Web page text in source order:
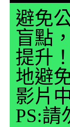
避免
盲點
提升
地避
影片
PS:請